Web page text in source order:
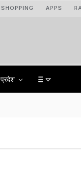
SHOPPING APPS
प्रदेश